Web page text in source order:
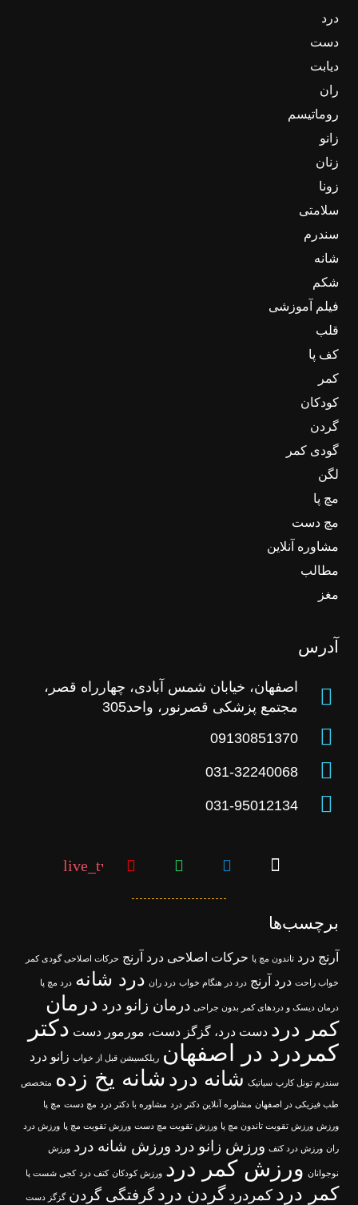
درد
دست
دیابت
ران
روماتیسم
زانو
زنان
زونا
سلامتی
سندرم
شانه
شکم
فیلم آموزشی
قلب
کف پا
کمر
کودکان
گردن
گودی کمر
لگن
مچ پا
مچ دست
مشاوره آنلاین
مطالب
مغز
آدرس
اصفهان، خیابان شمس آبادی، چهارراه قصر،
مجتمع پزشکی قصرنور، واحد305
09130851370
031-32240068
031-95012134
live_tv
برچسب‌ها
آرنج درد تاندون مچ پا حرکات اصلاحی درد آرنج حرکات اصلاحی گودی کمر
خواب راحت درد آرنج درد در هنگام خواب درد ران درد شانه درد مچ پا
درمان دیسک و دردهای کمر بدون جراحی درمان زانو درد درمان
کمر درد دست درد، گزگز دست، مورمور دست دکتر
کمردرد در اصفهان ریلکسیشن قبل از خواب زانو درد
سندرم تونل کارپ سیاتیک شانه درد شانه یخ زده متخصص
طب فیزیکی در اصفهان مشاوره آنلاین دکتر درد مشاوره با دکتر درد مچ دست مچ پا
ورزش ورزش تقویت تاندون مچ پا ورزش تقویت مچ دست ورزش تقویت مچ پا ورزش درد
ران ورزش درد کتف ورزش زانو درد ورزش شانه درد ورزش
نوجوانان ورزش کمر درد ورزش کودکان کتف درد کجی شست پا
کمر درد کمردرد گردن درد گرفتگی گردن گزگز دست